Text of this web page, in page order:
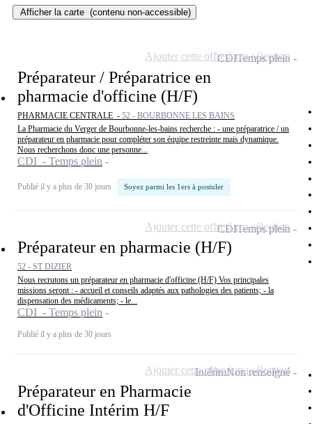
Afficher la carte (contenu non-accessible)
Préparateur / Préparatrice en
pharmacie d'officine (H/F)
PHARMACIE CENTRALE - 52 - BOURBONNE LES BAINS
La Pharmacie du Verger de Bourbonne-les-bains recherche : - une préparatrice / un
préparateur en pharmacie pour compléter son équipe restreinte mais dynamique.
Nous recherchons donc une personne...
CDI - Temps plein
Publié il y a plus de 30 jours Soyez parmi les 1ers à postuler
CDITemps plein
Ajouter cette offre à ma sélection
Préparateur en pharmacie (H/F)
52 - ST DIZIER
Nous recrutons un préparateur en pharmacie d'officine (H/F) Vos principales
missions seront : - accueil et conseils adaptés aux pathologies des patients; - la
dispensation des médicaments; - le...
CDI - Temps plein
Publié il y a plus de 30 jours
CDITemps plein
Ajouter cette offre à ma sélection
Préparateur en Pharmacie
d'Officine Intérim H/F
IntérimNon renseigné
Ajouter cette offre à ma sélection